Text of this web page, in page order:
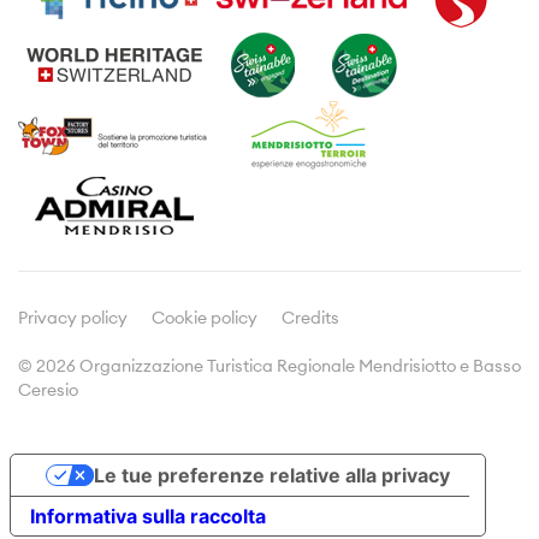
Visite guidate
Enogastronomia
Viticoltura
Cultura
Prospetti e brochures
Meetings & Incentives
Dicono di noi
Doc&Stats
Statistiche
Leggi e statuti
Privacy policy Cookie policy Credits
© 2026 Organizzazione Turistica Regionale Mendrisiotto e Basso
Ceresio
Informativa sulla raccolta
Le tue preferenze relative alla privacy